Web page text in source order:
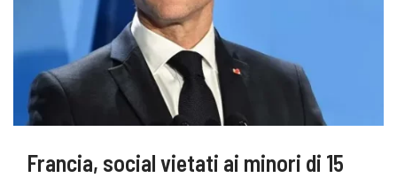
Francia, social vietati ai minori di 15